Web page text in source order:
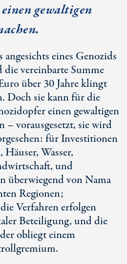
gewaltigen
angesichts eines Genozids
vereinbarte Summe
über 30 Jahre klingt
Doch sie kann für die
einen gewaltigen
– vorausgesetzt, sie wird
für Investitionen
Wasser,
und
überwiegend von Nama
Regionen;
Verfahren erfolgen
Beteiligung, und die
obliegt einem